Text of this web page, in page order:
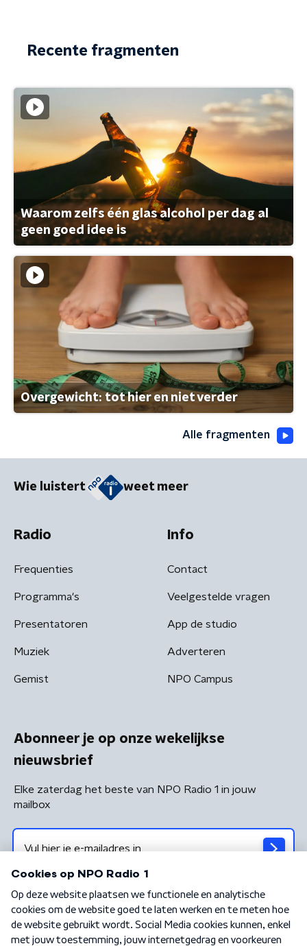
Recente fragmenten
Waarom zelfs één glas alcohol per dag al
geen goed idee is
Overgewicht: tot hier en niet verder
Alle fragmenten
Wie luistert weet meer
Radio
Frequenties
Programma's
Presentatoren
Muziek
Gemist
Info
Contact
Veelgestelde vragen
App de studio
Adverteren
NPO Campus
Abonneer je op onze wekelijkse
nieuwsbrief
Elke zaterdag het beste van NPO Radio 1 in jouw
mailbox
Algemene voorwaarden